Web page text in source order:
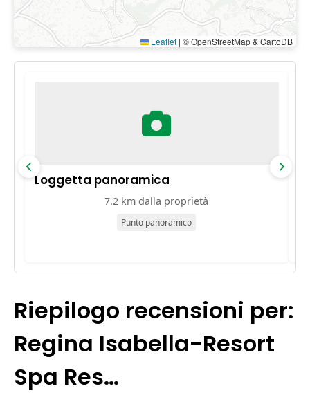
Leaflet | © OpenStreetMap & CartoDB
Loggetta panoramica
7.2 km dalla proprietà
Punto panoramico
Riepilogo recensioni per:
Regina Isabella-Resort
Spa Res…